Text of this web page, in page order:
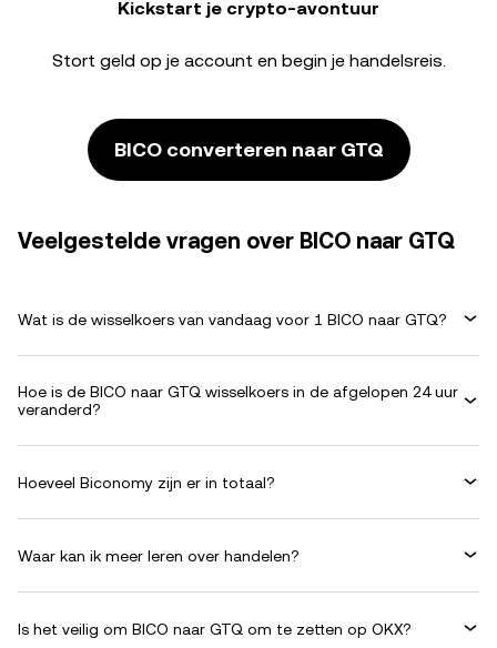
Kickstart je crypto-avontuur
Stort geld op je account en begin je handelsreis.
BICO converteren naar GTQ
Veelgestelde vragen over BICO naar GTQ
Wat is de wisselkoers van vandaag voor 1 BICO naar GTQ?
Hoe is de BICO naar GTQ wisselkoers in de afgelopen 24 uur
veranderd?
Hoeveel Biconomy zijn er in totaal?
Waar kan ik meer leren over handelen?
Is het veilig om BICO naar GTQ om te zetten op OKX?